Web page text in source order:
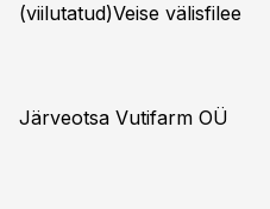
(viilutatud)Veise välisfilee
Järveotsa Vutifarm OÜ